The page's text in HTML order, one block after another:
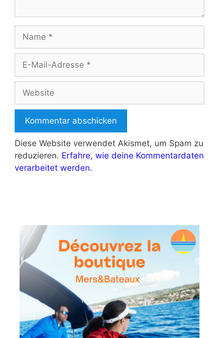
Name
Adresse
Website
Diese Website verwendet Akismet, um Spam zu
reduzieren. Erfahre, wie deine Kommentardaten
verarbeitet werden.